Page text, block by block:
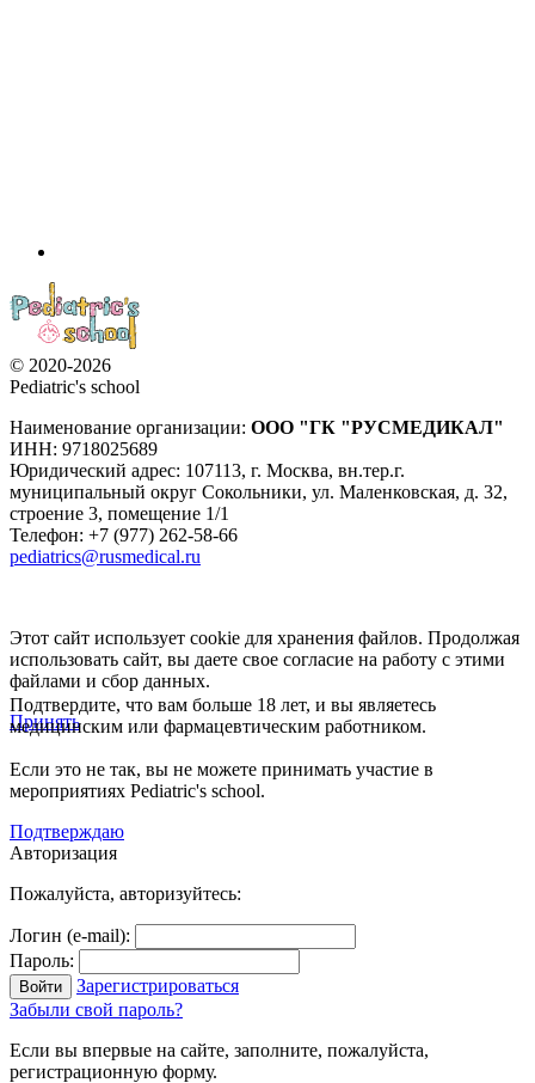
© 2020-2026
Pediatric's school
Наименование организации: ООО "ГК "РУСМЕДИКАЛ"
ИНН: 9718025689
Юридический адрес: 107113, г. Москва, вн.тер.г.
муниципальный округ Сокольники, ул. Маленковская, д. 32,
строение 3, помещение 1/1
Телефон: +7 (977) 262-58-66
pediatrics@rusmedical.ru
Этот сайт использует cookie для хранения файлов. Продолжая
использовать сайт, вы даете свое согласие на работу с этими
файлами и сбор данных.
Принять
Подтвердите, что вам больше 18 лет, и вы являетесь
медицинским или фармацевтическим работником.
Если это не так, вы не можете принимать участие в
мероприятиях Pediatric's school.
Подтверждаю
Авторизация
Пожалуйста, авторизуйтесь:
Логин (e-mail):
Пароль:
Зарегистрироваться
Забыли свой пароль?
Если вы впервые на сайте, заполните, пожалуйста,
регистрационную форму.